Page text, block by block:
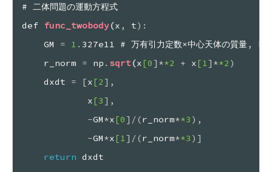
# 二体問題の運動方程式
def func_twobody(x , t) :
GM = 1 . 327e11 # 万有引力定数×中心天体の質量, km
r_norm = np . sqrt(x[0] **2 + x[1] **2 )
dxdt = [x[2] ,
x[3] ,
-GM*x[0] / (r_norm**3 ) ,
-GM*x[1] / (r_norm**3 ) ]
return dxdt